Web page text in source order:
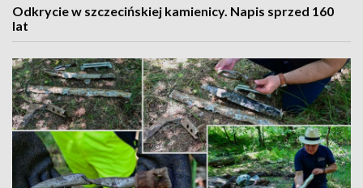
Odkrycie w szczecińskiej kamienicy. Napis sprzed 160
lat